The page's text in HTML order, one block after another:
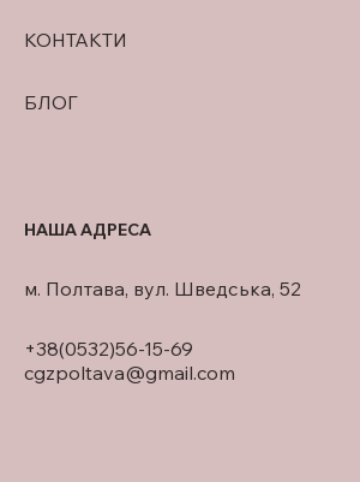
КОНТАКТИ
БЛОГ
+38(0532)56-15-69
cgzpoltava@gmail.com
м. Полтава, вул. Шведська, 52
НАША АДРЕСА